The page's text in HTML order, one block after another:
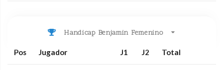
Handicap Benjamin Femenino
Pos Jugador J1 J2 Total